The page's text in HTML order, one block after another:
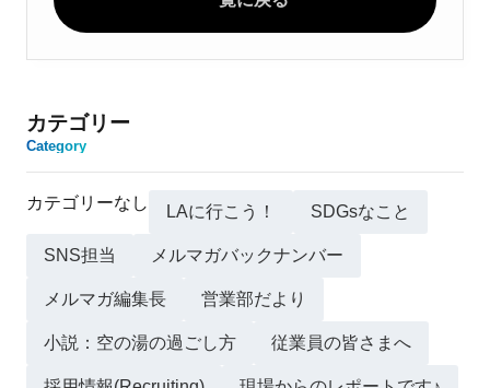
カテゴリー
Category
カテゴリーなし LAに行こう！ SDGsなこと
SNS担当 メルマガバックナンバー
メルマガ編集長 営業部だより
小説：空の湯の過ごし方 従業員の皆さまへ